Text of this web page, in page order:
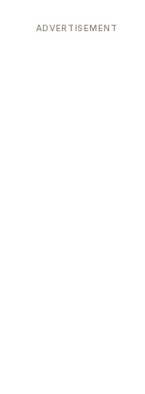
ADVERTISEMENT